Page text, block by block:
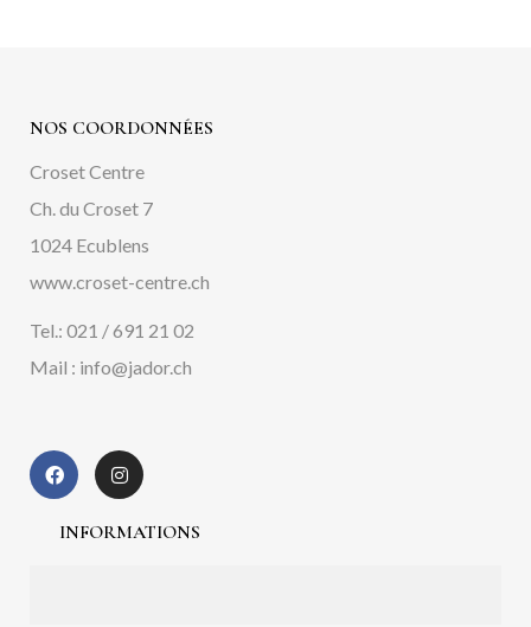
NOS COORDONNÉES
Croset Centre
Ch. du Croset 7
1024 Ecublens
www.croset-centre.ch
Tel.: 021 / 691 21 02
Mail : info@jador.ch
INFORMATIONS